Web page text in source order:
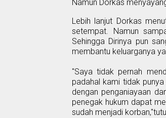
Namun Dorkas
Lebih lanjut Dorkas
setempat. Namun
Sehingga Dirinya pun
membantu keluarganya
"Saya tidak pernah
padahal kami tidak
dengan penganiayaan
penegak hukum dapat
sudah menjadi